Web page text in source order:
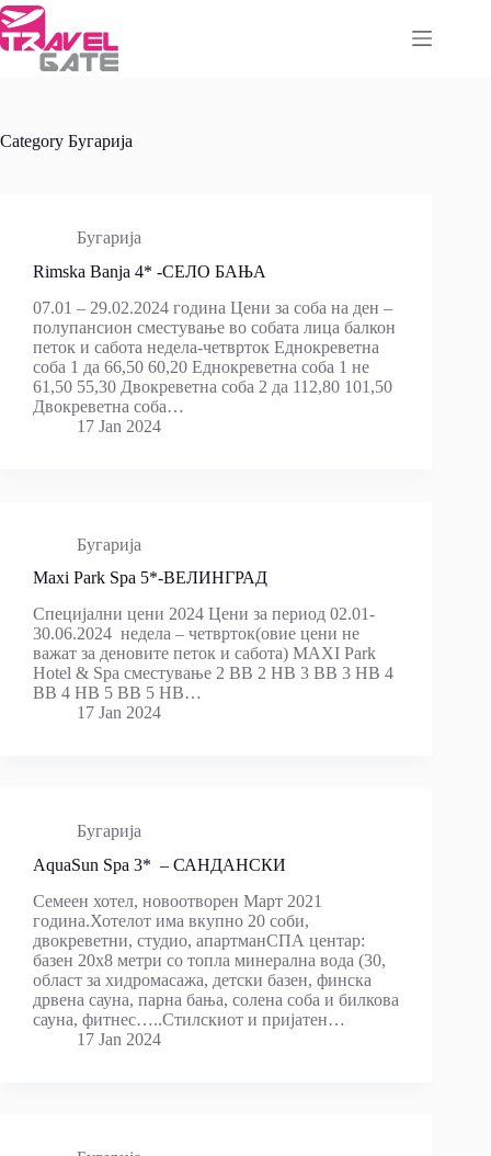
Skip
to
content
Category Бугарија
Бугарија
Rimska Banja 4* -СЕЛО БАЊА
07.01 – 29.02.2024 година Цени за соба на ден –
полупансион сместување во собата лица балкон
петок и сабота недела-четврток Еднокреветна
соба 1 да 66,50 60,20 Еднокреветна соба 1 не
61,50 55,30 Двокреветна соба 2 да 112,80 101,50
Двокреветна соба…
17 Jan 2024
Бугарија
Maxi Park Spa 5*-ВЕЛИНГРАД
Специјални цени 2024 Цени за период 02.01-
30.06.2024 недела – четврток(овие цени не
важат за деновите петок и сабота) MAXI Park
Hotel & Spа сместување 2 BB 2 HB 3 BB 3 HB 4
BB 4 HB 5 BB 5 HB…
17 Jan 2024
Бугарија
AquaSun Spa 3* – САНДАНСКИ
Семеен хотел, новоотворен Март 2021
година.Хотелот има вкупно 20 соби,
двокреветни, студио, апартманСПА центар:
базен 20х8 метри со топла минерална вода (30,
област за хидромасажа, детски базен, финска
дрвена сауна, парна бања, солена соба и билкова
сауна, фитнес…..Стилскиот и пријатен…
17 Jan 2024